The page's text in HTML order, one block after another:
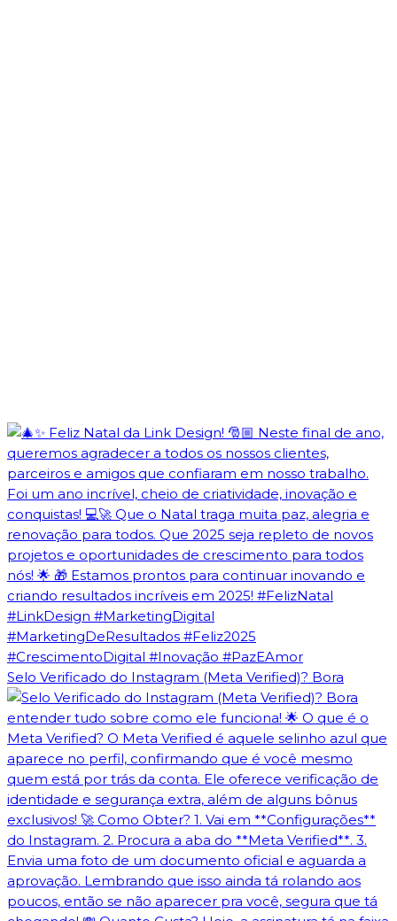
Selo Verificado do Instagram (Meta Verified)? Bora